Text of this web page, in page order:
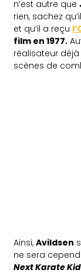
n’est autre que
rien, sachez
et qu’il a reçu
film en 1977.
réalisateur
scènes de
Ainsi,Avildsen
ne sera
Next Karate Kid